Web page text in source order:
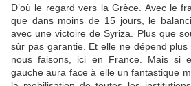
D’où le regard vers la Grèce. Avec le
que dans moins de 15 jours, le
avec une victoire de Syriza. Plus que
sûr pas garantie. Et elle ne dépend
nous faisons, ici en France. Mais si
gauche aura face à elle un fantastique